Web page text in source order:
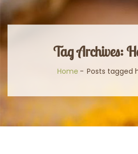
Tag Archives:
Home Posts tagged